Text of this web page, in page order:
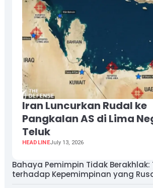
Iran Luncurkan Rudal ke
Pangkalan AS di Lima
Teluk
HEADLINEJuly 13, 2026
Bahaya Pemimpin Tidak
terhadap Kepemimpinan yang